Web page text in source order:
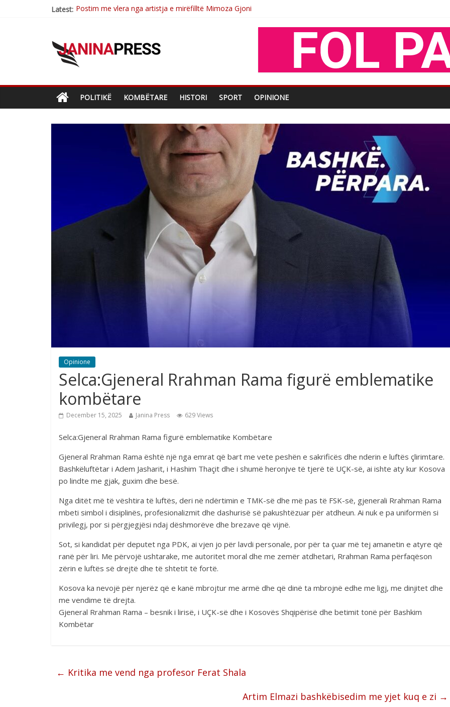
Latest: Nga poetja atdhetare Kumrie Shala -BOLL MO
Çlirimtari Mentor Mushkolaj nderohet me mirenjohje nga Xhevdet Qeriqi Dega e invalidëve në Fushë Kosovë
POLITIKË KOMBËTARE HISTORI SPORT OPINIONE
Opinione
Selca:Gjeneral Rrahman Rama figurë emblematike
kombëtare
December 15, 2025 Janina Press 629 Views
Selca:Gjeneral Rrahman Rama figurë emblematike Kombëtare
Gjeneral Rrahman Rama është një nga emrat që bart me vete peshën e sakrificës dhe nderin e luftës çlirimtare.
Bashkëluftëtar i Adem Jasharit, i Hashim Thaçit dhe i shumë heronjve të tjerë të UÇK-së, ai ishte aty kur Kosova
po lindte me gjak, guxim dhe besë.
Nga ditët më të vështira të luftës, deri në ndërtimin e TMK-së dhe më pas të FSK-së, gjenerali Rrahman Rama
mbeti simbol i disiplinës, profesionalizmit dhe dashurisë së pakushtëzuar për atdheun. Ai nuk e pa uniformën si
privilegj, por si përgjegjësi ndaj dëshmorëve dhe brezave që vijnë.
Sot, si kandidat për deputet nga PDK, ai vjen jo për lavdi personale, por për ta çuar më tej amanetin e atyre që
ranë për liri. Me përvojë ushtarake, me autoritet moral dhe me zemër atdhetari, Rrahman Rama përfaqëson
zërin e luftës së drejtë dhe të shtetit të fortë.
Kosova ka nevojë për njerëz që e kanë mbrojtur me armë dhe që dinë ta mbrojnë edhe me ligj, me dinjitet dhe
me vendime të drejta.
Gjeneral Rrahman Rama – besnik i lirisë, i UÇK-së dhe i Kosovës Shqipërisë dhe betimit tonë për Bashkim
Kombëtar
← Kritika me vend nga profesor Ferat Shala
Artim Elmazi bashkëbisedim me yjet kuq e zi →